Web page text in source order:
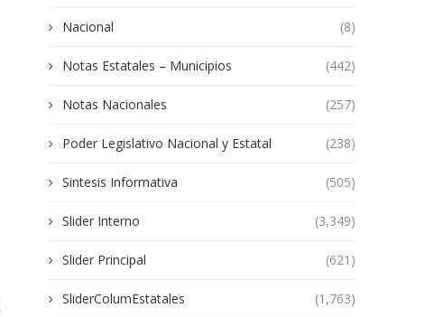
Nacional (8)
Notas Estatales – Municipios (442)
Notas Nacionales (257)
Poder Legislativo Nacional y Estatal (238)
Sintesis Informativa (505)
Slider Interno (3,349)
Slider Principal (621)
SliderColumEstatales (1,763)